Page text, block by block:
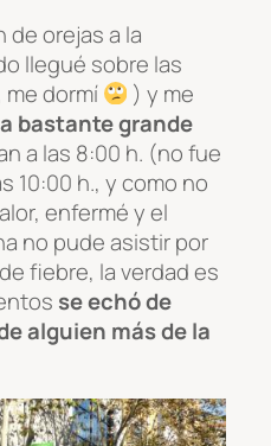
de orejas a la
llegué sobre las
dormí
) y me
bastante grande
a las 8:00 h. (no fue
10:00 h., y como no
enfermé y el
no pude asistir por
fiebre, la verdad es
se echó de
alguien más de la